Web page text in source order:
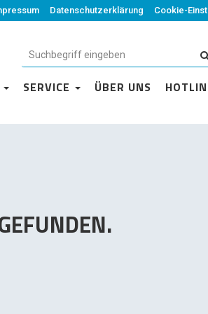
Datenschutzerklärung Cookie-Einstellungen
0
ÜBER UNS HOTLINE:
Datenschutzerklärung Cookie-
SERVICE ÜBER UNS